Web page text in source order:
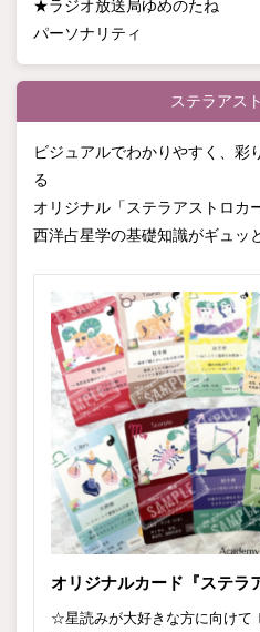
★ラジオ放送局ゆめのたね
パーソナリティ
ステラアス
ビジュアルでわかりやすく、彩
る
オリジナル「ステラアストロカ
西洋占星学の基礎知識がギュッ